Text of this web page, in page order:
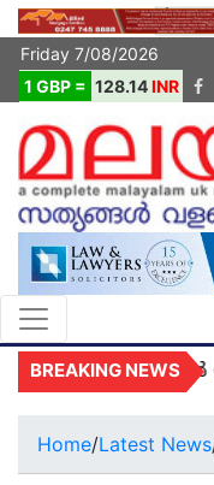
Friday 7/08/2026
1 GBP = 128.14INR
BREAKING NEWS
അമൽ
Home/Latest News